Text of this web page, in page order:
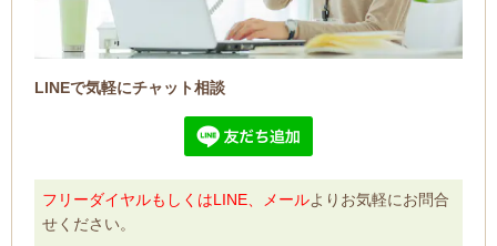
LINEで気軽にチャット相談
フリーダイヤルもしくはLINE、メールよりお気軽にお問合
せください。